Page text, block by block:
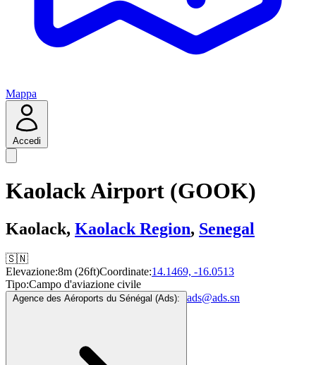
Mappa
Accedi
Kaolack Airport (GOOK)
Kaolack, Kaolack Region, Senegal
🇸🇳
Elevazione:8m (26ft)Coordinate:14.1469, -16.0513
Tipo:Campo d'aviazione civile
Agence des Aéroports du Sénégal (Ads): ads@ads.sn